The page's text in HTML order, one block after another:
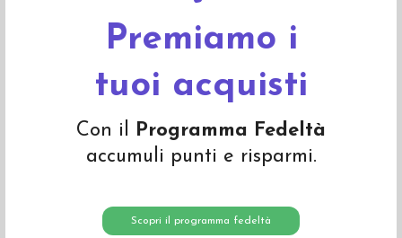
Premiamo i
tuoi acquisti
Con il Programma Fedeltà
accumuli punti e risparmi.
Scopri il programma fedeltà
Copertina a nido d'ape in lana Merino - col. ecrù